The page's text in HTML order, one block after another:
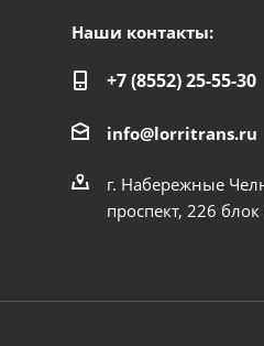
Наши контакты:
+7 (8552) 25-55-30
info@lorritrans.ru
г. Набережные
проспект, 226